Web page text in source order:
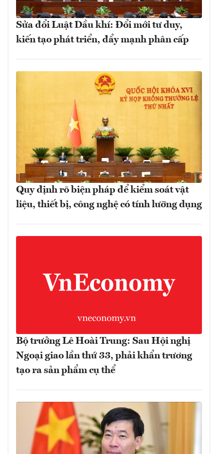
Sửa đổi Luật Dầu khí: Đổi mới tư duy,
kiến tạo phát triển, đẩy mạnh phân cấp
Quy định rõ biện pháp để kiểm soát vật
liệu, thiết bị, công nghệ có tính lưỡng dụng
Bộ trưởng Lê Hoài Trung: Sau Hội nghị
Ngoại giao lần thứ 33, phải khẩn trương
tạo ra sản phẩm cụ thể